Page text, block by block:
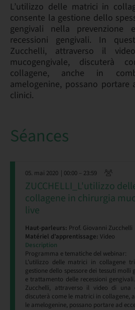
L’utilizzo delle matrici in
consente la gestione dello
gengivali nella prevenzione
recessioni gengivali. In
Zucchelli, attraverso il
mucogengivale, discuterà
collagene, anche in
amelogenine, possano
clinici.
Séances
05. mai 2020 | 00:00 – 23:59
ZUCCHELLI_L'utilizzo
collagene in chirurgia
live
Haut-parleurs: Prof. Giovanni Zucchelli
Matériel d’apprentissage: Video
Description
Programma e tematiche del webinar:
L’utilizzo delle matrici in collagene
gestione dello spessore dei tessuti
e trattamento delle recessioni
Zucchelli, attraverso il video di una
discuterà come le matrici in collagene,
le amelogenine, possano portare ad